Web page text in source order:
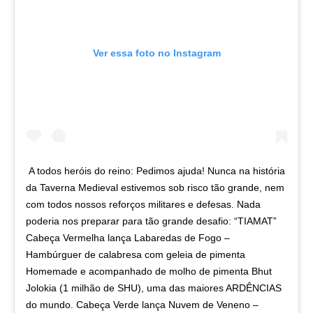
Ver essa foto no Instagram
A todos heróis do reino: Pedimos ajuda! Nunca na história
da Taverna Medieval estivemos sob risco tão grande, nem
com todos nossos reforços militares e defesas. Nada
poderia nos preparar para tão grande desafio: “TIAMAT”
Cabeça Vermelha lança Labaredas de Fogo –
Hambúrguer de calabresa com geleia de pimenta
Homemade e acompanhado de molho de pimenta Bhut
Jolokia (1 milhão de SHU), uma das maiores ARDÊNCIAS
do mundo. Cabeça Verde lança Nuvem de Veneno –